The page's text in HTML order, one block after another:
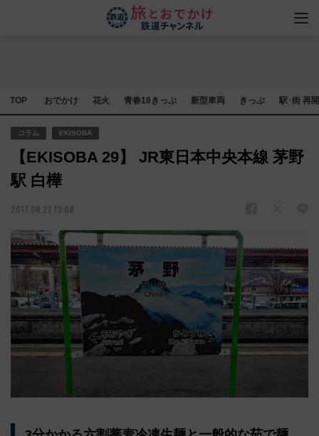
TOP おでかけ 花火 青春18きっぷ 新型車両 きっぷ 駅･街 再
コラム EKISOBA
【EKISOBA 29】 JR東日本中央本線 茅野
駅 白樺
2017.08.21 13:08